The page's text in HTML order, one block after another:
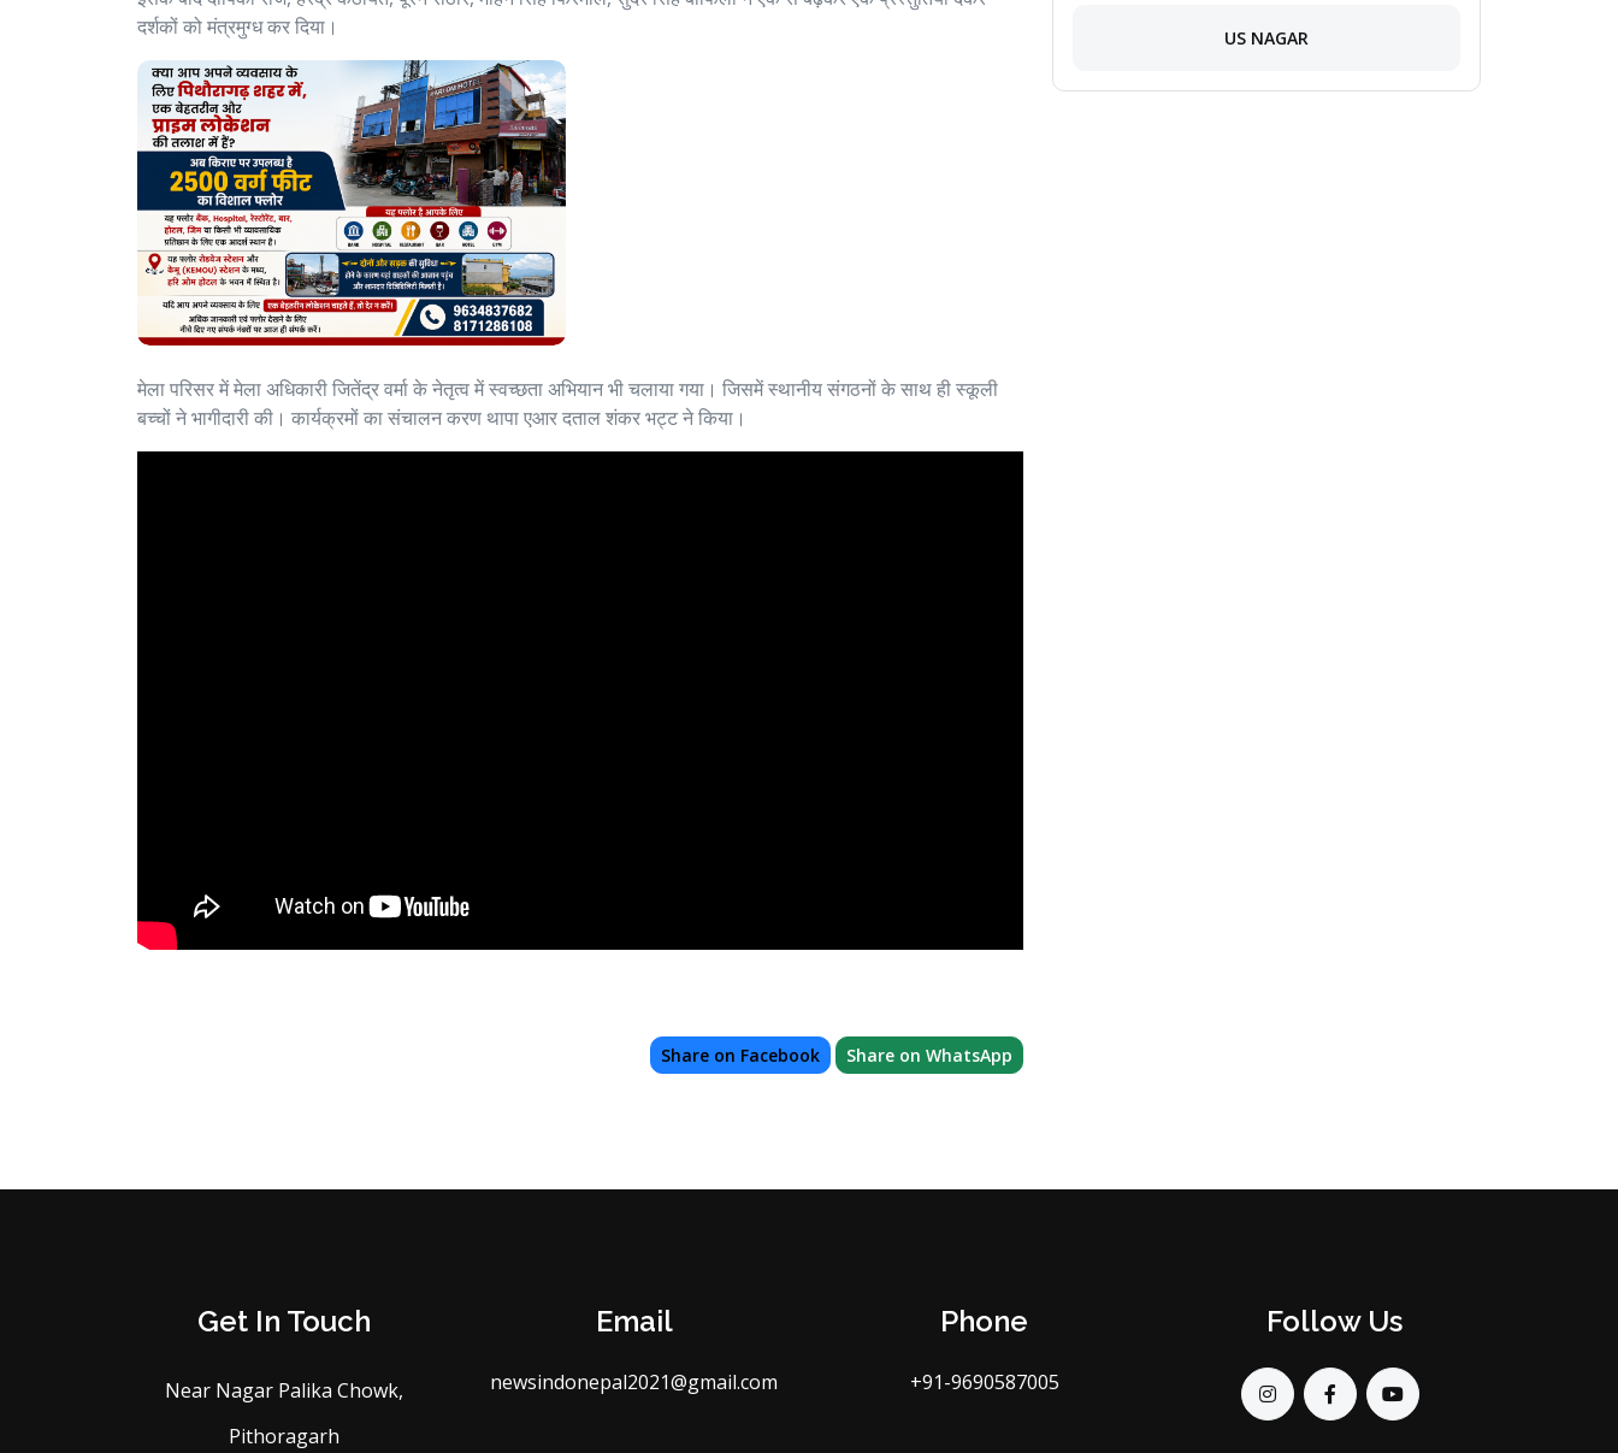
दर्शकों को मंत्रमुग्ध कर दिया।
मेला परिसर में मेला अधिकारी जितेंद्र वर्मा के नेतृत्व में स्वच्छता अभियान भी चलाया गया। जिसमें स्थानीय संगठनों के साथ ही स्कूली
बच्चों ने भागीदारी की। कार्यक्रमों का संचालन करण थापा एआर दताल शंकर भट्ट ने किया।
Share on Facebook Share on WhatsApp
US NAGAR
Get In Touch
Near Nagar Palika Chowk,
Pithoragarh
Email
newsindonepal2021@gmail.com
Phone
+91-9690587005
Follow Us